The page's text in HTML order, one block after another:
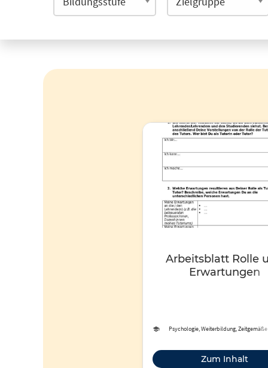
Arbeitsblatt Rolle
Erwartungen
Psychologie, Weiterbildung,
Zum Inhalt